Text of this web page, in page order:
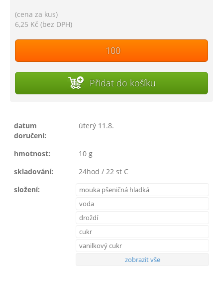
(cena za kus)
6,25 Kč (bez DPH)
Přidat do košíku
datum
doručení:
úterý 11.8.
hmotnost:
10 g
skladování:
24hod / 22 st C
složení:
mouka pšeničná hladká
voda
droždí
cukr
vanilkový cukr
zobrazit vše